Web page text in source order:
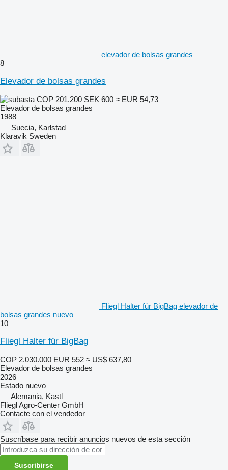
elevador de bolsas grandes
8
Elevador de bolsas grandes
COP 201.200 SEK 600 ≈ EUR 54,73
Elevador de bolsas grandes
1988
Suecia, Karlstad
Klaravik Sweden
Fliegl Halter für BigBag elevador de
bolsas grandes nuevo
10
Fliegl Halter für BigBag
COP 2.030.000 EUR 552 ≈ US$ 637,80
Elevador de bolsas grandes
2026
Estado nuevo
Alemania, Kastl
Fliegl Agro-Center GmbH
Contacte con el vendedor
Suscríbase para recibir anuncios nuevos de esta sección
Suscribirse